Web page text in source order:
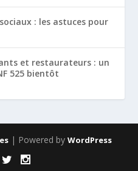
: les astuces pour
et restaurateurs : un
525 bientôt
| Powered by WordPress